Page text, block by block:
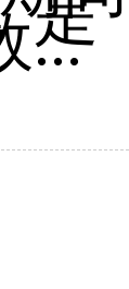
是
...